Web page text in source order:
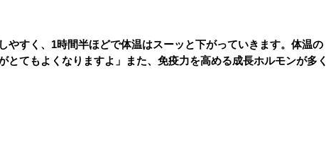
すく、1時間半ほどで体温はスーッと下がっていきます。体温の
てもよくなりますよ」また、免疫力を高める成長ホルモンが多く